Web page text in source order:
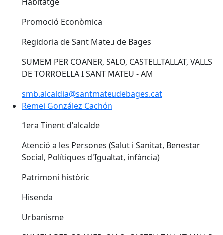
Promoció Econòmica
Regidoria de Sant Mateu de Bages
SUMEM PER COANER, SALO, CASTELLTALLAT, VALLS
DE TORROELLA I SANT MATEU - AM
smb.alcaldia@santmateudebages.cat
Remei González Cachón
Remei González Cachón
1era Tinent d'alcalde
Atenció a les Persones (Salut i Sanitat, Benestar
Social, Polítiques d'Igualtat, infància)
Patrimoni històric
Hisenda
Urbanisme